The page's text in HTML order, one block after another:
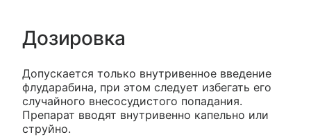
Дозировка
Допускается только внутривенное введение
флударабина, при этом следует избегать его
случайного внесосудистого попадания.
Препарат вводят внутривенно капельно или
струйно.